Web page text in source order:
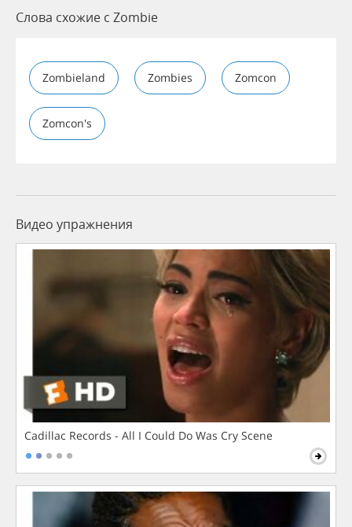
Слова схожие с Zombie
Zombieland Zombies Zomcon
Zomcon's
Видео упражнения
Cadillac Records - All I Could Do Was Cry Scene